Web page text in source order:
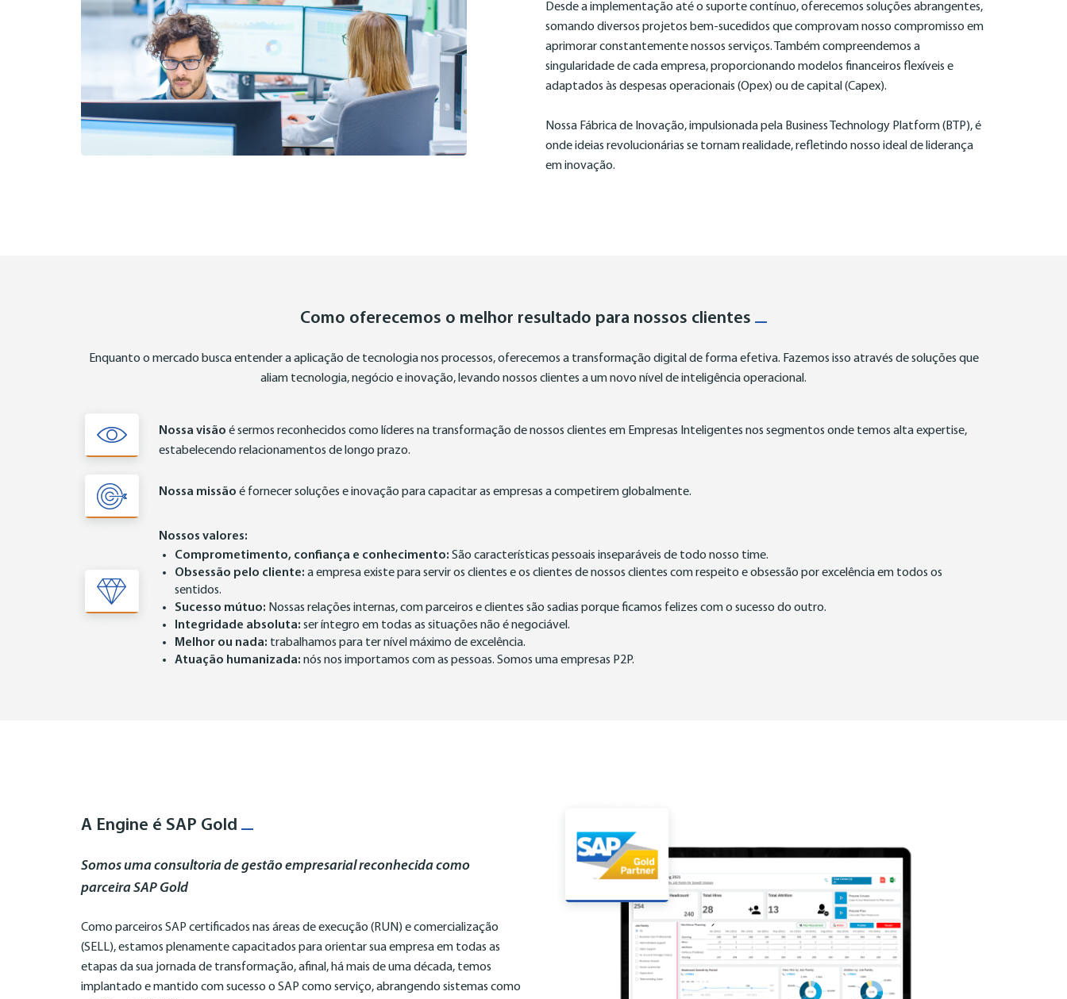
Desde a implementação até o suporte contínuo, oferecemos soluções abrangentes,
somando diversos projetos bem-sucedidos que comprovam nosso compromisso em
aprimorar constantemente nossos serviços. Também compreendemos a
singularidade de cada empresa, proporcionando modelos financeiros flexíveis e
adaptados às despesas operacionais (Opex) ou de capital (Capex).
Nossa Fábrica de Inovação, impulsionada pela Business Technology Platform (BTP), é
onde ideias revolucionárias se tornam realidade, refletindo nosso ideal de liderança
em inovação.
Como oferecemos o melhor resultado para nossos clientes
Enquanto o mercado busca entender a aplicação de tecnologia nos processos, oferecemos a transformação digital de forma efetiva. Fazemos isso através de soluções que
aliam tecnologia, negócio e inovação, levando nossos clientes a um novo nível de inteligência operacional.
Nossa visão é sermos reconhecidos como líderes na transformação de nossos clientes em Empresas Inteligentes nos segmentos onde temos alta expertise,
estabelecendo relacionamentos de longo prazo.
Nossa missão é fornecer soluções e inovação para capacitar as empresas a competirem globalmente.
Nossos valores:
Comprometimento, confiança e conhecimento: São características pessoais inseparáveis de todo nosso time.
Obsessão pelo cliente: a empresa existe para servir os clientes e os clientes de nossos clientes com respeito e obsessão por excelência em todos os
sentidos.
Sucesso mútuo: Nossas relações internas, com parceiros e clientes são sadias porque ficamos felizes com o sucesso do outro.
Integridade absoluta: ser íntegro em todas as situações não é negociável.
Melhor ou nada: trabalhamos para ter nível máximo de excelência.
Atuação humanizada: nós nos importamos com as pessoas. Somos uma empresas P2P.
A Engine é SAP Gold
Somos uma consultoria de gestão empresarial reconhecida como
parceira SAP Gold
Como parceiros SAP certificados nas áreas de execução (RUN) e comercialização
(SELL), estamos plenamente capacitados para orientar sua empresa em todas as
etapas da sua jornada de transformação, afinal, há mais de uma década, temos
implantado e mantido com sucesso o SAP como serviço, abrangendo sistemas como